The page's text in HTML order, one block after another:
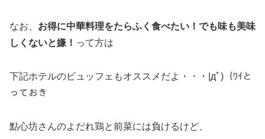
なお、 お得に中華料理をたらふく食べたい！でも味も美味
しくないと嫌！ って方は
下記ホテルのビュッフェもオススメだよ・・・|дﾟ)｛ﾜｲと
っておき
點心坊さんのよだれ鶏と前菜には負けるけど、